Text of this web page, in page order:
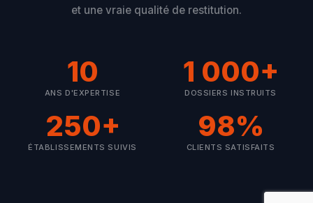
et une vraie qualité de restitution.
10
ANS D'EXPERTISE
1 000+
DOSSIERS INSTRUITS
250+
ÉTABLISSEMENTS SUIVIS
98%
CLIENTS SATISFAITS